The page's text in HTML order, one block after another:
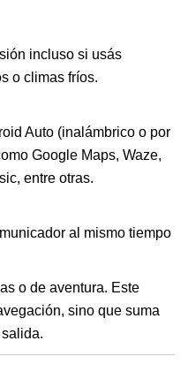
incluso si usás
o climas fríos.
Auto (inalámbrico o por
Google Maps, Waze,
entre otras.
al mismo tiempo
o de aventura. Este
sino que suma